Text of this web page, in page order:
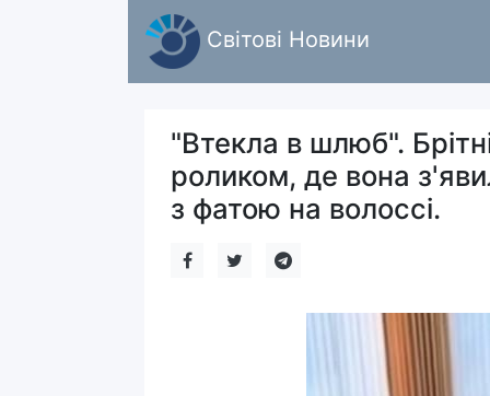
Світові Новини
"Втекла в шлюб".
роликом, де вона
з фатою на волоссі.